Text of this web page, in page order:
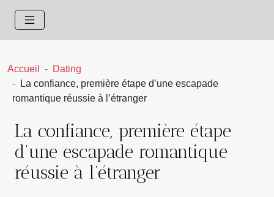
Accueil
Dating
La confiance, première étape d’une escapade
romantique réussie à l’étranger
La confiance, première étape
d’une escapade romantique
réussie à l’étranger